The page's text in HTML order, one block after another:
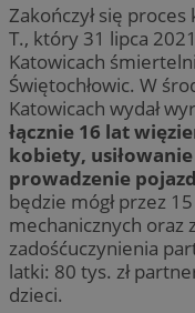
Zakończył się
T., który 31 lipca
Katowicach
Świętochłowic. W
Katowicach wydał
łącznie 16 lat
kobiety,
prowadzenie
będzie mógł przez
mechanicznych oraz
zadośćuczynienia
latki: 80 tys. zł
dzieci.